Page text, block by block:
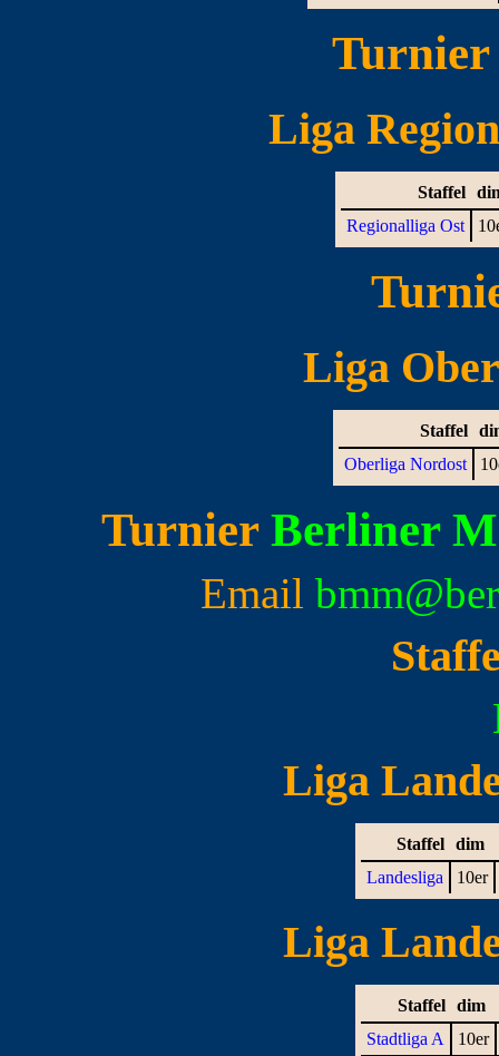
Liga
Staffel
Regionalliga Ost
Liga
Staffel
Oberliga Nordost
Turnier Berliner
Email
Liga
Staffel dim
Landesliga
10er
Liga
Staffel
dim
Stadtliga A
10er